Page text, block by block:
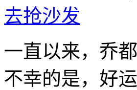
去抢沙发
一直以来，乔
不幸的是，好